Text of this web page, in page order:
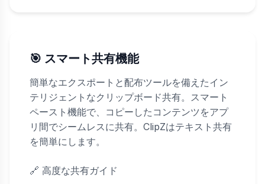
🎯 スマート共有機能
簡単なエクスポートと配布ツールを備えたイン
テリジェントなクリップボード共有。スマート
ペースト機能で、コピーしたコンテンツをアプ
リ間でシームレスに共有。ClipZはテキスト共有
を簡単にします。
🔗 高度な共有ガイド